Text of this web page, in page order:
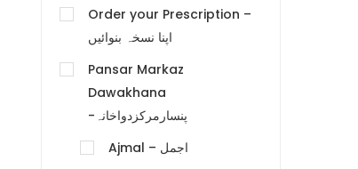
Order your Prescription –
اپنا نسخہ بنوائیں
Pansar Markaz
Dawakhana
-پنسارمرکزدواخانہ
Ajmal – اجمل